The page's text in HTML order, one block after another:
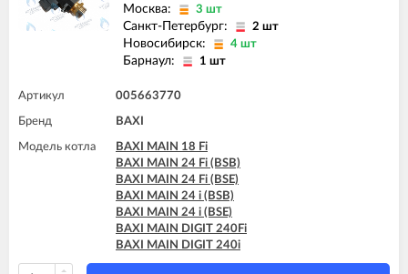
BAXI MAIN DIGIT 240i
Москва: 3 шт
Санкт-Петербург: 2 шт
Новосибирск: 4 шт
Барнаул: 1 шт
Артикул 005663770
Бренд BAXI
Модель котла
BAXI MAIN 18 Fi
BAXI MAIN 24 Fi (BSB)
BAXI MAIN 24 Fi (BSE)
BAXI MAIN 24 i (BSB)
BAXI MAIN 24 i (BSE)
BAXI MAIN DIGIT 240Fi
BAXI MAIN DIGIT 240i